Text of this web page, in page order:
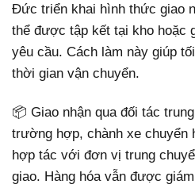
Đức triển khai hình thức giao
thể được tập kết tại kho hoặc
yêu cầu. Cách làm này giúp
thời gian vận chuyển.
📦 Giao nhận qua đối tác
trường hợp, chành xe chuyển
hợp tác với đơn vị trung
giao. Hàng hóa vẫn được